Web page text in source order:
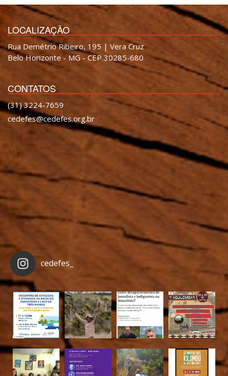
LOCALIZAÇÃO
Rua Demétrio Ribeiro, 195 | Vera Cruz
Belo Horizonte - MG - CEP 30285-680
CONTATOS
(31) 3224-7659
cedefes@cedefes.org.br
cedefes_